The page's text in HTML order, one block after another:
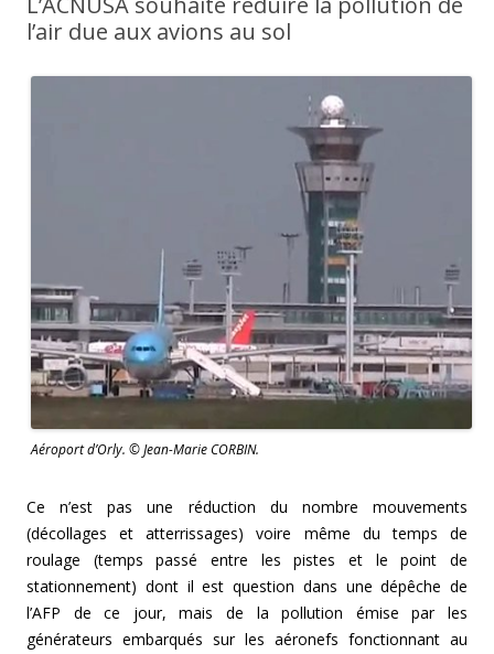
l’air due aux avions au sol
Aéroport d’Orly. © Jean-Marie CORBIN.
Ce n’est pas une réduction du nombre mouvements
(décollages et atterrissages) voire même du temps de
roulage (temps passé entre les pistes et le point de
stationnement) dont il est question dans une dépêche de
l’AFP de ce jour, mais de la pollution émise par les
générateurs embarqués sur les aéronefs fonctionnant au